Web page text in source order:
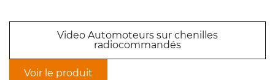
Video Automoteurs sur chenilles
radiocommandés
Voir le produit